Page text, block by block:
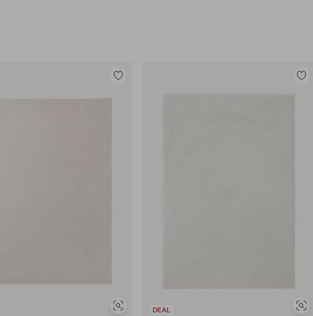
Vis
Legg
DEAL
Vis
Legg
til